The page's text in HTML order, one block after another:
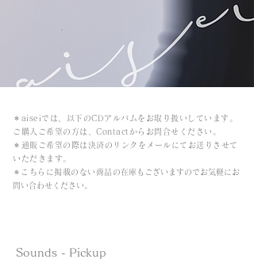
＊aiseiでは、以下のCDアルバムをお取り扱いしています。
ご購入ご希望の方は、Contactからお問合せください。
＊通販ご希望の際は決済のリンクをメールにてお送りさせて
いただきます。
​＊こちらに掲載のない商品の 在庫もございますのでお気軽にお
問い合わせください。
Sounds - Pickup